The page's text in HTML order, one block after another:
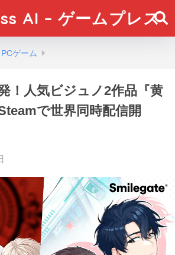
AI – ゲームプレス
PCゲーム
！人気ビジュノ2作品『黄
で世界同時配信開